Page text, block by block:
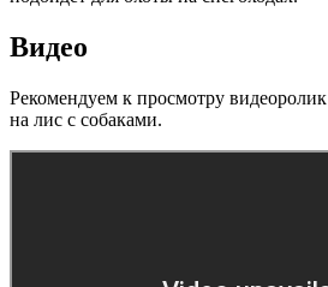
Видео
Рекомендуем к просмотру
на лис с собаками.